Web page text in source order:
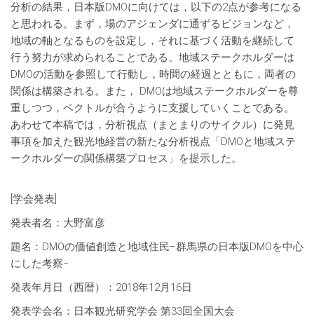
分析の結果，日本版DMOに向けては，以下の2点が参考になる
と思われる。まず，場のアジェンダに通ずるビジョンなど，
地域の軸となるものを設定し，それに基づく活動を継続して
行う努力が求められることである。地域ステークホルダーは
DMOの活動を参照して行動し，時間の経過とともに，両者の
関係は構築される。また， DMOは地域ステークホルダーを尊
重しつつ，ベクトルが合うように支援していくことである。
あわせて本稿では，分析視点（まとまりのサイクル）に発見
事項を加えた観光地経営の新たな分析視点「DMOと地域ステ
ークホルダーの関係構築プロセス」を提示した。
[学会発表]
発表者名：大野富彦
題名：DMOの価値創造と地域住民−群馬県の日本版DMOを中心
にした考察−
発表年月日（西暦）：2018年12月16日
発表学会名：日本観光研究学会 第33回全国大会